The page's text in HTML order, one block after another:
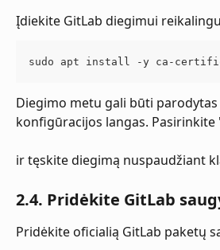
Įdiekite GitLab diegimui
sudo apt install -y ca-
Diegimo metu gali būti
konfigūracijos langas.
ir tęskite diegimą nuspaudžiant
2.4. Pridėkite GitLab
Pridėkite oficialią GitLab paketų